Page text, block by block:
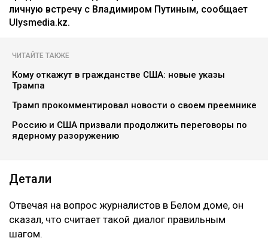
личную встречу с Владимиром Путиным, сообщает
Ulysmedia.kz.
ЧИТАЙТЕ ТАКЖЕ
Кому откажут в гражданстве США: новые указы
Трампа
Трамп прокомментировал новости о своем преемнике
Россию и США призвали продолжить переговоры по
ядерному разоружению
Детали
Отвечая на вопрос журналистов в Белом доме, он
сказал, что считает такой диалог правильным
шагом.